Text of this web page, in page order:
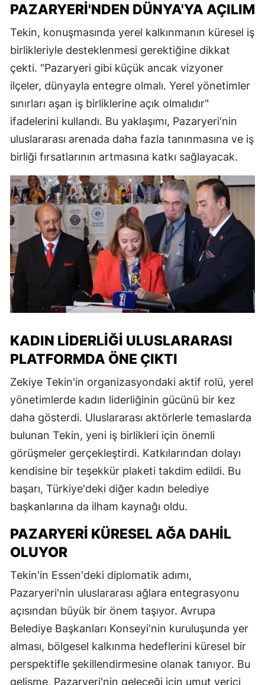
PAZARYERI'NDEN DÜNYA'YA AÇILIM
Tekin, konuşmasında yerel kalkınmanın küresel iş
birlikleriyle desteklenmesi gerektiğine dikkat
çekti. "Pazaryeri gibi küçük ancak vizyoner
ilçeler, dünyayla entegre olmalı. Yerel yönetimler
sınırları aşan iş birliklerine açık olmalıdır"
ifadelerini kullandı. Bu yaklaşımı, Pazaryeri'nin
uluslararası arenada daha fazla tanınmasına ve iş
birliği fırsatlarının artmasına katkı sağlayacak.
KADIN LIDERLIĞI ULUSLARARASI
PLATFORMDA ÖNE ÇIKTI
Zekiye Tekin'in organizasyondaki aktif rolü, yerel
yönetimlerde kadın liderliğinin gücünü bir kez
daha gösterdi. Uluslararası aktörlerle temaslarda
bulunan Tekin, yeni iş birlikleri için önemli
görüşmeler gerçekleştirdi. Katkılarından dolayı
kendisine bir teşekkür plaketi takdim edildi. Bu
başarı, Türkiye'deki diğer kadın belediye
başkanlarına da ilham kaynağı oldu.
PAZARYERI KÜRESEL AĞA DAHIL
OLUYOR
Tekin'in Essen'deki diplomatik adımı,
Pazaryeri'nin uluslararası ağlara entegrasyonu
açısından büyük bir önem taşıyor. Avrupa
Belediye Başkanları Konseyi'nin kuruluşunda yer
alması, bölgesel kalkınma hedeflerini küresel bir
perspektifle şekillendirmesine olanak tanıyor. Bu
gelişme, Pazaryeri'nin geleceği için umut verici